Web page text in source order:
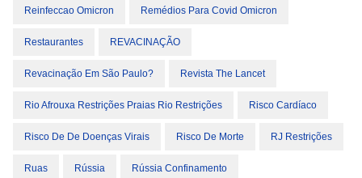
Reinfeccao Omicron Remédios Para Covid Omicron
Restaurantes REVACINAÇÃO
Revacinação Em São Paulo? Revista The Lancet
Rio Afrouxa Restrições Praias Rio Restrições Risco Cardíaco
Risco De De Doenças Virais Risco De Morte RJ Restrições
Ruas Rússia Rússia Confinamento